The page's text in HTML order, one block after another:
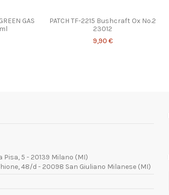
GAS
PATCH TF-2215 Bushcraft Ox No.2
23012
9,90 €
Pisa, 5 - 20139 Milano (MI)
48/d - 20098 San Giuliano Milanese (MI)